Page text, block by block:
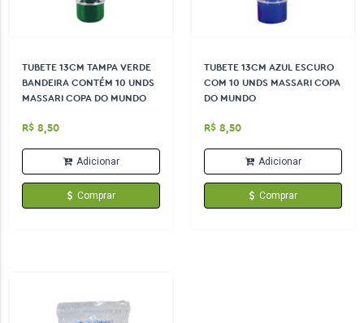
TUBETE 13CM TAMPA VERDE
BANDEIRA CONTÉM 10 UNDS
MASSARI COPA DO MUNDO
R$ 8,50
Adicionar
Comprar
TUBETE 13CM AZUL ESCURO
COM 10 UNDS MASSARI COPA
DO MUNDO
R$ 8,50
Adicionar
Comprar